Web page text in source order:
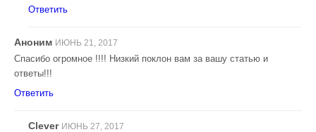
Ответить
Аноним ИЮНЬ 21, 2017
Спасибо огромное !!!! Низкий поклон вам за вашу статью и
ответы!!!
Ответить
Clever ИЮНЬ 27, 2017